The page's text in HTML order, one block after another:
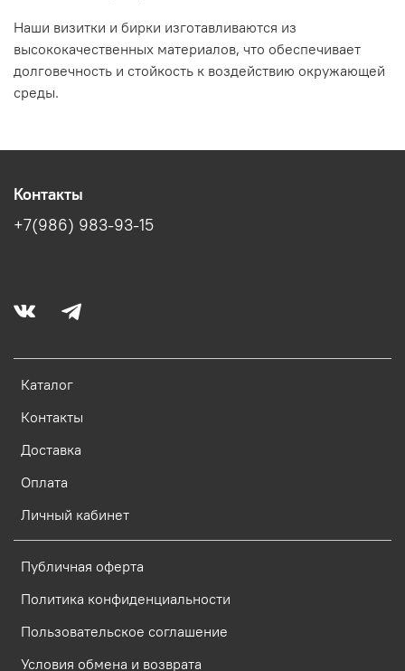
Наши визитки и бирки изготавливаются из
высококачественных материалов, что обеспечивает
долговечность и стойкость к воздействию окружающей
среды.
Каталог
Контакты
Доставка
Оплата
Личный кабинет
Публичная оферта
Политика конфиденциальности
Пользовательское соглашение
Условия обмена и возврата
Контакты
+7(986) 983-93-15